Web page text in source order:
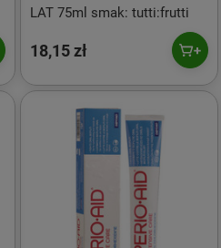
LAT 75ml smak: tutti:frutti
18,15 zł